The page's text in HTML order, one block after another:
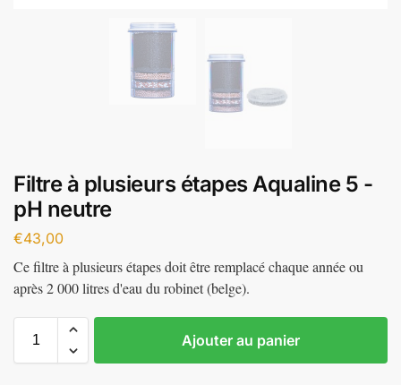
Filtre à plusieurs étapes Aqualine 5 -
pH neutre
€43,00
Ce filtre à plusieurs étapes doit être remplacé chaque année ou
après 2 000 litres d'eau du robinet (belge).
Ajouter au panier